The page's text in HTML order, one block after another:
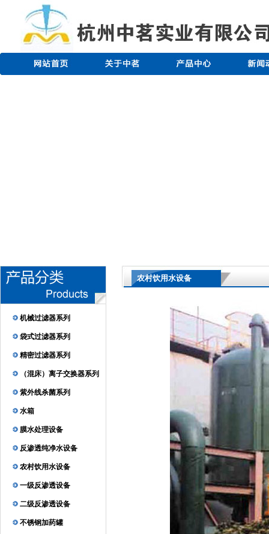
机械过滤器系列
袋式过滤器系列
精密过滤器系列
（混床）离子交换器系列
紫外线杀菌系列
水箱
膜水处理设备
反渗透纯净水设备
农村饮用水设备
一级反渗透设备
二级反渗透设备
不锈钢加药罐
农村饮用水设备